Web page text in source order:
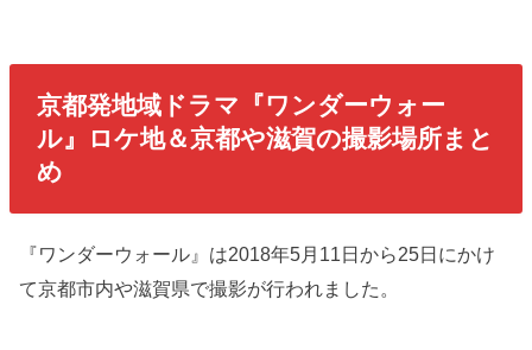
京都発地域ドラマ『ワンダーウォー
ル』ロケ地＆京都や滋賀の撮影場所まと
め
『ワンダーウォール』は2018年5月11日から25日にかけ
て京都市内や滋賀県で撮影が行われました。